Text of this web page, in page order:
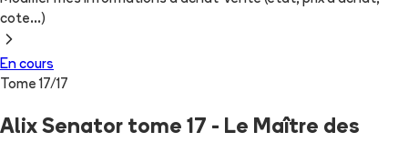
cote...)
En cours
Tome 17/17
Alix Senator tome 17 - Le Maître des